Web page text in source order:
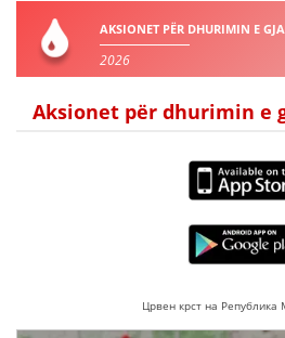
VEPRIMTARI
DORACAKË
STRATEGJI
MATERIAL EDUKATIVO
AKSIONET PËR DHURIMIN E
2026
Aksionet për dhurimin e
Црвен крст на Република